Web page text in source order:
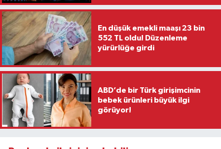
En düşük emekli maaşı 23 bin
552 TL oldu! Düzenleme
yürürlüğe girdi
ABD’de bir Türk girişimcinin
bebek ürünleri büyük ilgi
görüyor!